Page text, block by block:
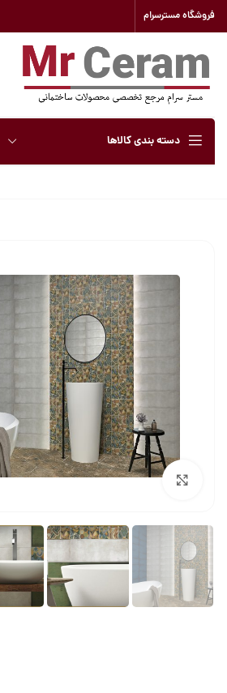
فروشگاه مسترسرام
دسته بندی کالاها
بزرگنمایی تصویر